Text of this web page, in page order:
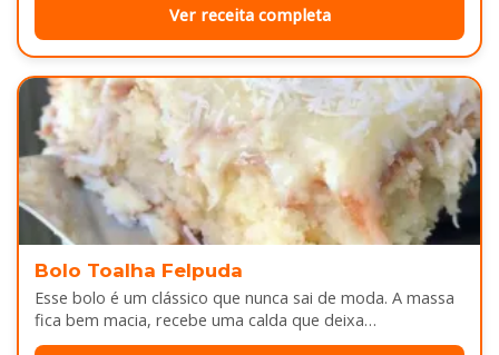
Ver receita completa
Bolo Toalha Felpuda
Esse bolo é um clássico que nunca sai de moda. A massa
fica bem macia, recebe uma calda que deixa…